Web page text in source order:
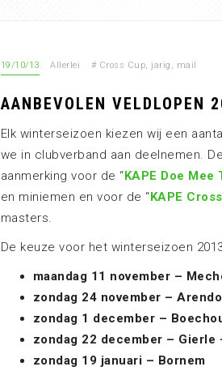
19/10/13 Allerlei # Cross Cup, jarig , mail
AANBEVOLEN VELDLOPEN
Elk winterseizoen kiezen wij een
we in clubverband aan deelnemen.
aanmerking voor de “KAPE Doe Mee
en miniemen en voor de “KAPE
masters.
De keuze voor het winterseizoen
maandag 11 november –
zondag 24 november –
zondag 1 december –
zondag 22 december – Gierle
zondag 19 januari – Bornem